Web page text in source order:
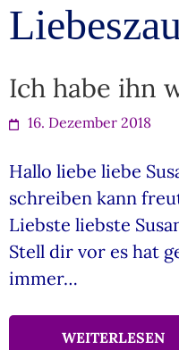
Ich habe ihn
16. Dezember 2018
Hallo liebe liebe
schreiben kann
Liebste liebste
Stell dir vor es hat
immer…
WEITERLESEN